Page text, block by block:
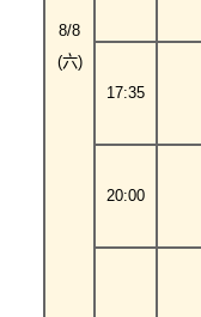
8/8
(六)
17:35
20:00